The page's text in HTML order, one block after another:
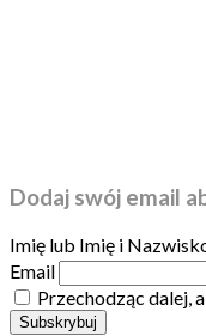
Dodaj swój email
Imię lub Imię i
Email
Przechodząc dalej,